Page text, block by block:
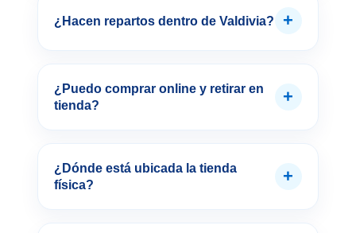
¿Hacen repartos dentro de Valdivia? +
¿Puedo comprar online y retirar en
tienda?
+
¿Dónde está ubicada la tienda
física?
+